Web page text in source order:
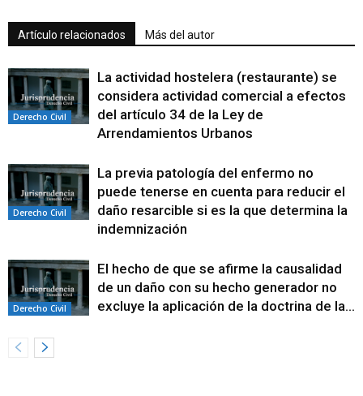
Artículo relacionados Más del autor
Derecho Civil
La actividad hostelera (restaurante) se
considera actividad comercial a efectos
del artículo 34 de la Ley de
Arrendamientos Urbanos
Derecho Civil
La previa patología del enfermo no
puede tenerse en cuenta para reducir el
daño resarcible si es la que determina la
indemnización
Derecho Civil
El hecho de que se afirme la causalidad
de un daño con su hecho generador no
excluye la aplicación de la doctrina de la...